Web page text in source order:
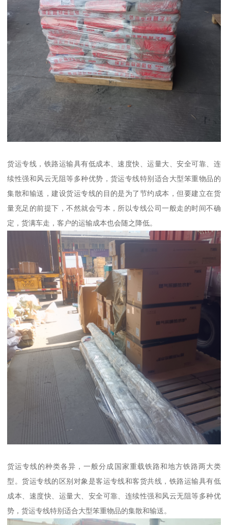
货运专线，铁路运输具有低成本、速度快、运量大、安全可靠、连
续性强和风云无阻等多种优势，货运专线特别适合大型笨重物品的
集散和输送，建设货运专线的目的是为了节约成本，但要建立在货
量充足的前提下，不然就会亏本，所以专线公司一般走的时间不确
定，货满车走，客户的运输成本也会随之降低。
货运专线的种类各异，一般分成国家重载铁路和地方铁路两大类
型。货运专线的区别对象是客运专线和客货共线，铁路运输具有低
成本、速度快、运量大、安全可靠、连续性强和风云无阻等多种优
势，货运专线特别适合大型笨重物品的集散和输送。